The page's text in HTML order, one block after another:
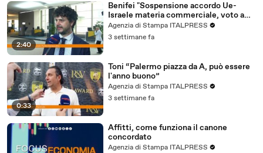
2:40
Benifei "Sospensione accordo Ue-
Israele materia commerciale, voto a
maggioranza"
Agenzia di Stampa ITALPRESS
3 settimane fa
0:33
Toni “Palermo piazza da A, può essere
l'anno buono”
Agenzia di Stampa ITALPRESS
3 settimane fa
Affitti, come funziona il canone
concordato
Agenzia di Stampa ITALPRESS